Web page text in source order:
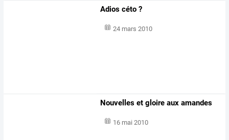
Adios céto ?
24 mars 2010
Nouvelles et gloire aux amandes
16 mai 2010